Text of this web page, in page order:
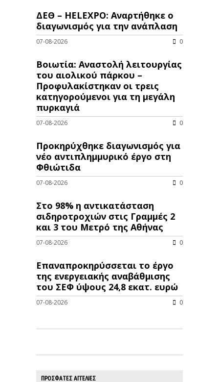
ΔΕΘ – HELEXPO: Αναρτήθηκε ο
διαγωνισμός για την ανάπλαση
07-08-2026 0
Βοιωτία: Αναστολή λειτουργίας
του αιολικού πάρκου –
Προφυλακίστηκαν οι τρεις
κατηγορούμενοι για τη μεγάλη
πυρκαγιά
07-08-2026 0
Προκηρύχθηκε διαγωνισμός για
νέo αντιπλημμυρικό έργο στη
Φθιώτιδα
07-08-2026 0
Στο 98% η αντικατάσταση
σιδηροτροχιών στις Γραμμές 2
και 3 του Μετρό της Αθήνας
07-08-2026 0
Επαναπροκηρύσσεται το έργο
της ενεργειακής αναβάθμισης
του ΣΕΦ ύψους 24,8 εκατ. ευρώ
07-08-2026 0
ΠΡΟΣΦΑΤΕΣ ΑΓΓΕΛΙΕΣ